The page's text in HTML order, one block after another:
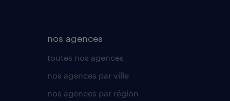
nos agences
toutes nos agences
nos agences par ville
nos agences par région